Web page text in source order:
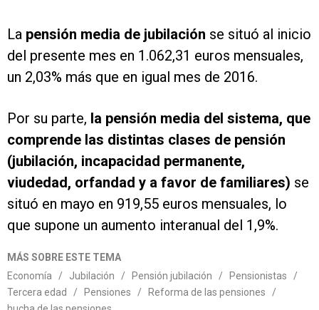
La pensión media de jubilación se situó al inicio
del presente mes en 1.062,31 euros mensuales,
un 2,03% más que en igual mes de 2016.
Por su parte, la pensión media del sistema, que
comprende las distintas clases de pensión
(jubilación, incapacidad permanente,
viudedad, orfandad y a favor de familiares) se
situó en mayo en 919,55 euros mensuales, lo
que supone un aumento interanual del 1,9%.
MÁS SOBRE ESTE TEMA
Economía
/ Jubilación / Pensión jubilación / Pensionistas
/
Tercera edad
/ Pensiones / Reforma de las pensiones
/